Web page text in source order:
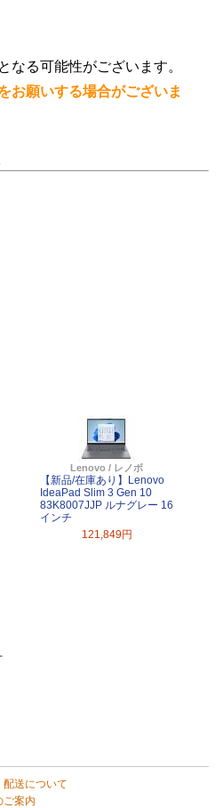
る可能性がございます。
お願いする場合がございま
Lenovo / レノボ
【新品/在庫あり】Lenovo
IdeaPad Slim 3 Gen 10
83K8007JJP ルナグレー 16
インチ
121,849円
配送について
ご案内